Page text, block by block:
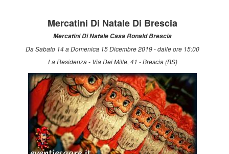
Mercatini Di Natale Di Brescia
Mercatini Di Natale Casa Ronald Brescia
Da Sabato 14 a Domenica 15 Dicembre 2019 - dalle ore 15:00
La Residenza - Via Dei Mille, 41 - Brescia (BS)